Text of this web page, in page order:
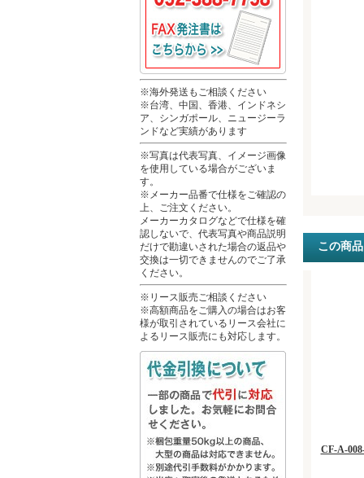
※海外発送もご相談ください
※台湾、中国、香港、インドネシ
ア、シンガポール、ニュージーラ
ンドなど実績があります
※写真は代表写真、イメージ画像
を使用している場合がございま
す。
※メーカー品番で仕様をご確認の
上、ご注文ください。
メーカーカタログなどで仕様を確
認しないで、代表写真や商品説明
だけで勘違いされた場合の返品や
交換は一切できませんのでご了承
ください。
※リース販売ご相談ください
※高額商品をご購入の場合はお客
様が取引されているリース会社に
よるリース販売にも対応します。
この商
CF-A-